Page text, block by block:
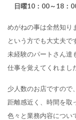
日曜10：00～18：
めがねの事は全然知り
という方でも大丈夫で
未経験のパートさん達
仕事を覚えてくれまし
少人数のお店ですので、
距離感近く、時間を取
色々と業務内容につい